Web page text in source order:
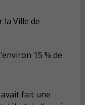
la Ville de
15 % de
fait une